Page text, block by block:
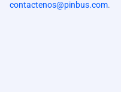
contactenos@pinbus.com.